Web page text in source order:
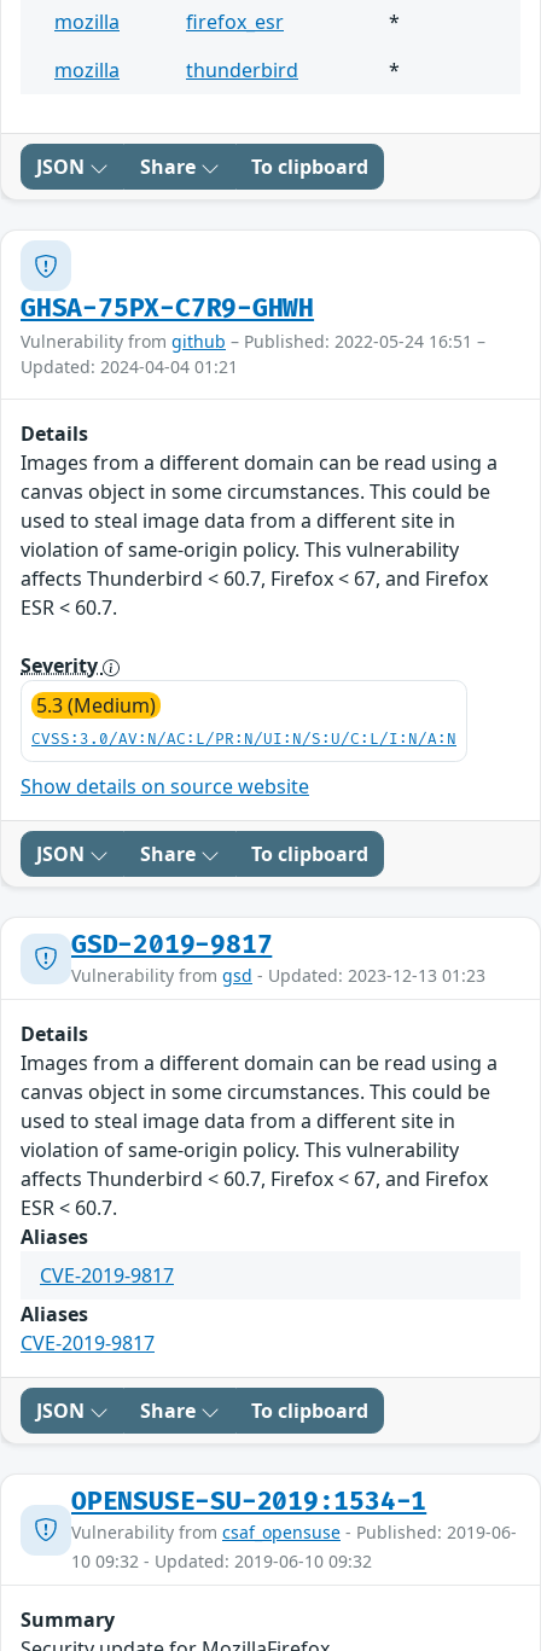
mozilla firefox_esr
*
mozilla
thunderbird *
JSON Share To clipboard
GHSA-75PX-C7R9-GHWH
Vulnerability from github – Published: 2022-05-24 16:51 –
Updated: 2024-04-04 01:21
Details
Images from a different domain can be read using a
canvas object in some circumstances. This could be
used to steal image data from a different site in
violation of same-origin policy. This vulnerability
affects Thunderbird < 60.7, Firefox < 67, and Firefox
ESR < 60.7.
Severity
5.3 (Medium)
CVSS:3.0/AV:N/AC:L/PR:N/UI:N/S:U/C:L/I:N/A:N
Show details on source website
JSON Share To clipboard
GSD-2019-9817
Vulnerability from gsd - Updated: 2023-12-13 01:23
Details
Images from a different domain can be read using a
canvas object in some circumstances. This could be
used to steal image data from a different site in
violation of same-origin policy. This vulnerability
affects Thunderbird < 60.7, Firefox < 67, and Firefox
ESR < 60.7.
Aliases
CVE-2019-9817
Aliases
CVE-2019-9817
JSON Share To clipboard
OPENSUSE-SU-2019:1534-1
Vulnerability from csaf_opensuse - Published: 2019-06-
10 09:32 - Updated: 2019-06-10 09:32
Summary